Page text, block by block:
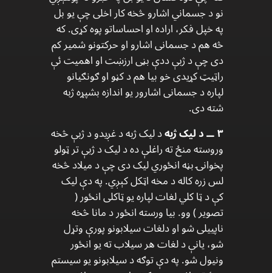
نو د جسماني اشارو څخه کار اخلی چې یو بل
په خپل فکر، اراده او احساساتو پوه کړی. که
څه هم د جسمانی اشارو او حرکتونو شمیر کم
دی چې د ژبې ددې بڼی ارزښت او اهمیت ئې
راټیټ کړیدی خو بیا هم د کڼو او ګونګیانو
لپاره د جسمانی اشارور یو اندازه بشپړه ژبه
شته دی.
۳ ــ د لیک ژبه
د لیک ژبه د غږیدو د ژبې څخه
وروسته منځ ته راغلې ده د لیک د ژبې تر ټولو
پخوانۍ بڼه انځوري لیک دی چې د میلاد څخه
لس زره کاله د مخه اټکل کېږي. په دې لیک
کې د ټا کلي لغات لپاره یو ټاکلی انځور (
تصویر ) وو. بیا ورسته انځور د مانا څخه
ناپييلی شو او دلغات سیلابونو پورې وتړل
شو، یانې د لغات هر سیلاب ته یو انځور
ونیول شو. په دې توګه د سیلابونو یو سیستم